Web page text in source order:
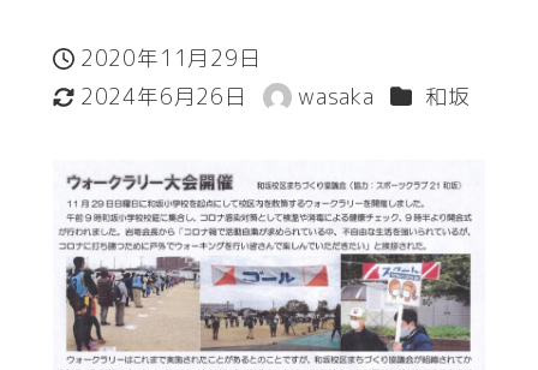
投稿日
2020年11月29日
更新日
2024年6月26日
著
wasaka カテゴリー
和坂